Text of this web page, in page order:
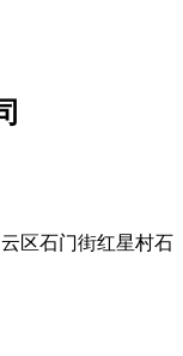
区石门街红星村石